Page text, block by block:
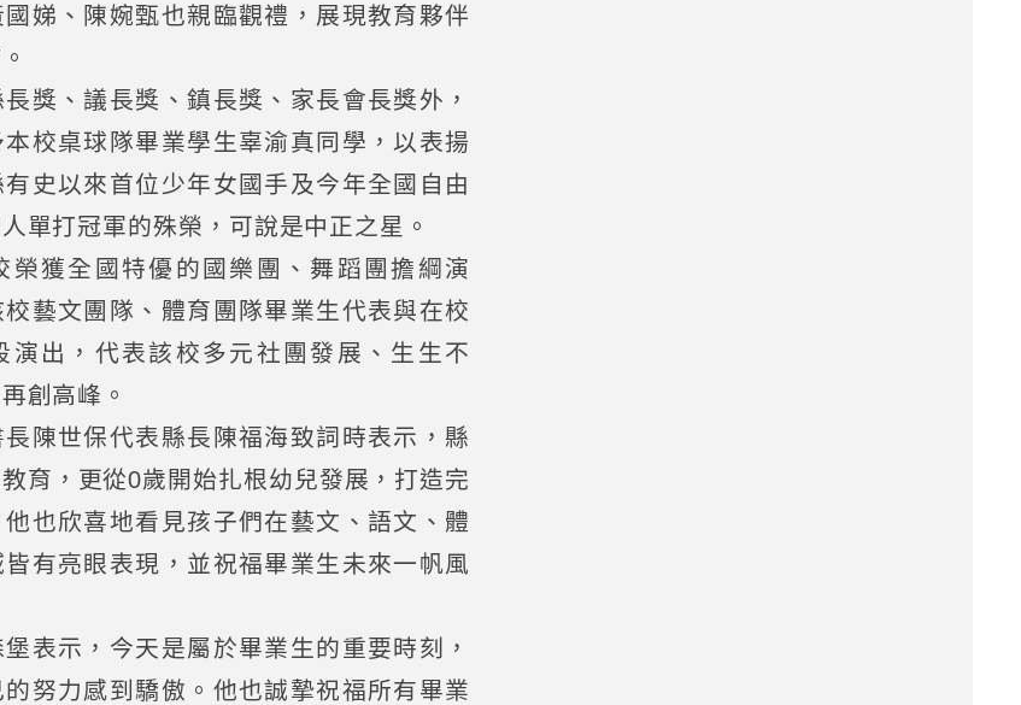
娣、陳婉甄也親臨觀禮，展現教育夥伴
獎、議長獎、鎮長獎、家長會長獎外，
校桌球隊畢業學生辜渝真同學，以表揚
史以來首位少年女國手及今年全國自由
單打冠軍的殊榮，可說是中正之星。
榮獲全國特優的國樂團、舞蹈團擔綱演
藝文團隊、體育團隊畢業生代表與在校
演出，代表該校多元社團發展、生生不
創高峰。
陳世保代表縣長陳福海致詞時表示，縣
育，更從0歲開始扎根幼兒發展，打造完
也欣喜地看見孩子們在藝文、語文、體
有亮眼表現，並祝福畢業生未來一帆風
表示，今天是屬於畢業生的重要時刻，
努力感到驕傲。他也誠摯祝福所有畢業